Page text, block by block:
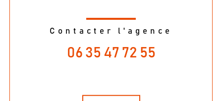
Contacter l'agence
06 35 47 72 55